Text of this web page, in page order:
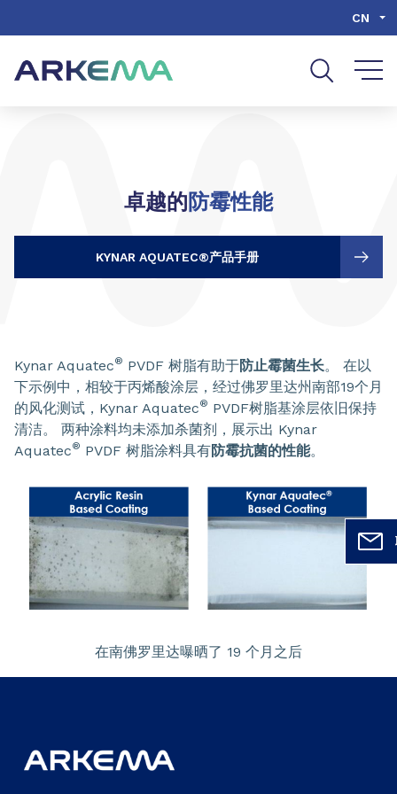
CN
卓越的防霉性能
KYNAR AQUATEC®产品手册
Kynar Aquatec® PVDF 树脂有助于防止霉菌生长。 在以
下示例中，相较于丙烯酸涂层，经过佛罗里达州南部19个月
的风化测试，Kynar Aquatec® PVDF树脂基涂层依旧保持
清洁。 两种涂料均未添加杀菌剂，展示出 Kynar
Aquatec® PVDF 树脂涂料具有防霉抗菌的性能。
在南佛罗里达曝晒了 19 个月之后